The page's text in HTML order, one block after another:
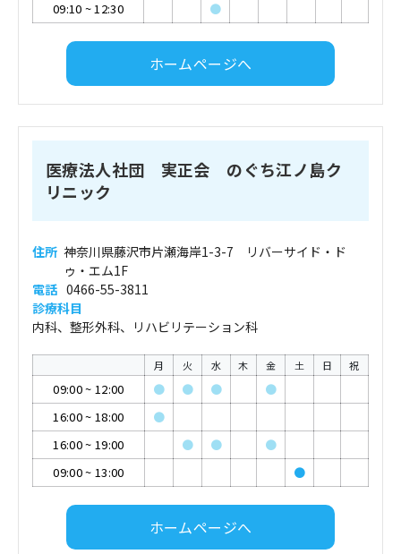
09:10 ~12:30 ●
ホームページへ
医療法人社団 実正会 のぐち江ノ島ク
リニック
住所 神奈川県藤沢市片瀬海岸1-3-7 リバーサイド・ド
ゥ・エム1F
電話 0466-55-3811
診療科目
内科、整形外科、リハビリテーション科
月 火 水 木 金 土 日 祝
09:00~ 12:00 ● ● ●
●
16:00~ 18:00
●
16:00~ 19:00 ● ●
●
09:00~ 13:00 ●
ホームページへ